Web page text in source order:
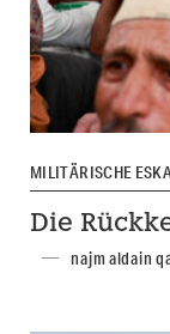
MILITÄRISCHE
Die
najm aldain